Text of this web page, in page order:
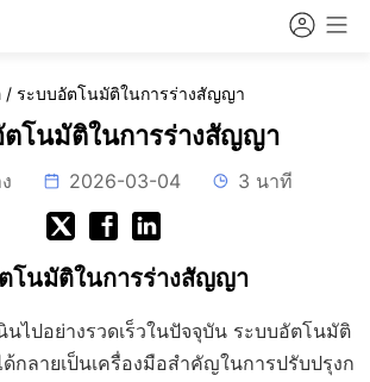
/ ระบบอัตโนมัติในการร่างสัญญา
ตโนมัติในการร่างสัญญา
2026-03-04 3 นาที
โนมัติในการร่างสัญญา
นไปอย่างรวดเร็วในปัจจุบัน ระบบอัตโนมัติ
กลายเป็นเครื่องมือสำคัญในการปรับปรุงก